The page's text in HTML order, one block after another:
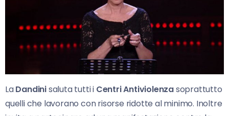
LaDandinisaluta tutti i Centri Antiviolenzasoprattutto
quelli che lavorano con risorse ridotte al minimo. Inoltre